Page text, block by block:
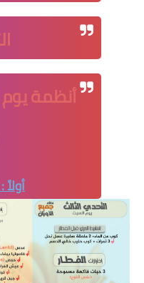
أنظمة يوم